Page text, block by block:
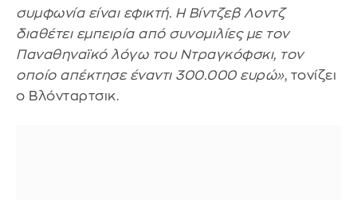
συμφωνία είναι εφικτή. Η Βίντζεβ Λοντζ
διαθέτει εμπειρία από συνομιλίες με τον
Παναθηναϊκό λόγω του Ντραγκόφσκι, τον
οποίο απέκτησε έναντι 300.000 ευρώ», τονίζει
ο Βλόνταρτσικ.